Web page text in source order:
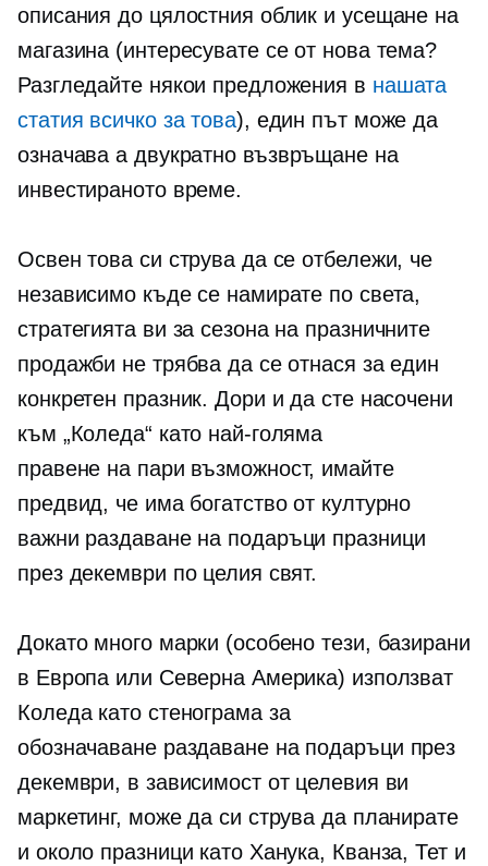
описания до цялостния облик и усещане на
магазина (интересувате се от нова тема?
Разгледайте някои предложения в нашата
статия всичко за това), един път може да
означава a двукратно възвръщане на
инвестираното време.
Освен това си струва да се отбележи, че
независимо къде се намирате по света,
стратегията ви за сезона на празничните
продажби не трябва да се отнася за един
конкретен празник. Дори и да сте насочени
към „Коледа“ като най-голяма
правене на пари възможност, имайте
предвид, че има богатство от културно
важни раздаване на подаръци празници
през декември по целия свят.
Докато много марки (особено тези, базирани
в Европа или Северна Америка) използват
Коледа като стенограма за
обозначаване раздаване на подаръци през
декември, в зависимост от целевия ви
маркетинг, може да си струва да планирате
и около празници като Ханука, Кванза, Тет и